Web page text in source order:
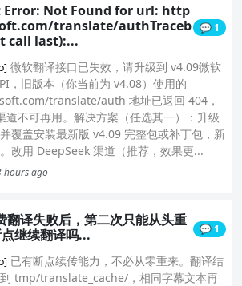
Error: Not Found for url: http
translate/authTraceb
call last):...
💬 1
微软翻译接口已失效，请升级到 v4.09微软
，旧版本（你当前为 v4.08）使用的
translate/auth 地址已返回 404，
道不可再用。解决方案（任选其一）：升级
覆盖安装最新版 v4.09 完整包或补丁包，新
改用 DeepSeek 渠道（推荐，效果更...
hours ago
译失败后，第二次只能从头重
继续翻译吗...
💬 1
已有断点续传能力，不必从零重来。翻译结
tmp/translate_cache/，相同字幕文本再